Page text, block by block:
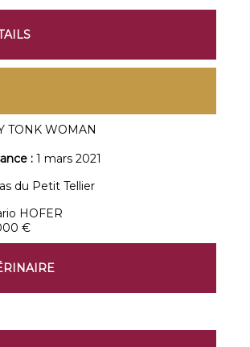
TONK WOMAN
:1 mars 2021
du Petit Tellier
HOFER
€